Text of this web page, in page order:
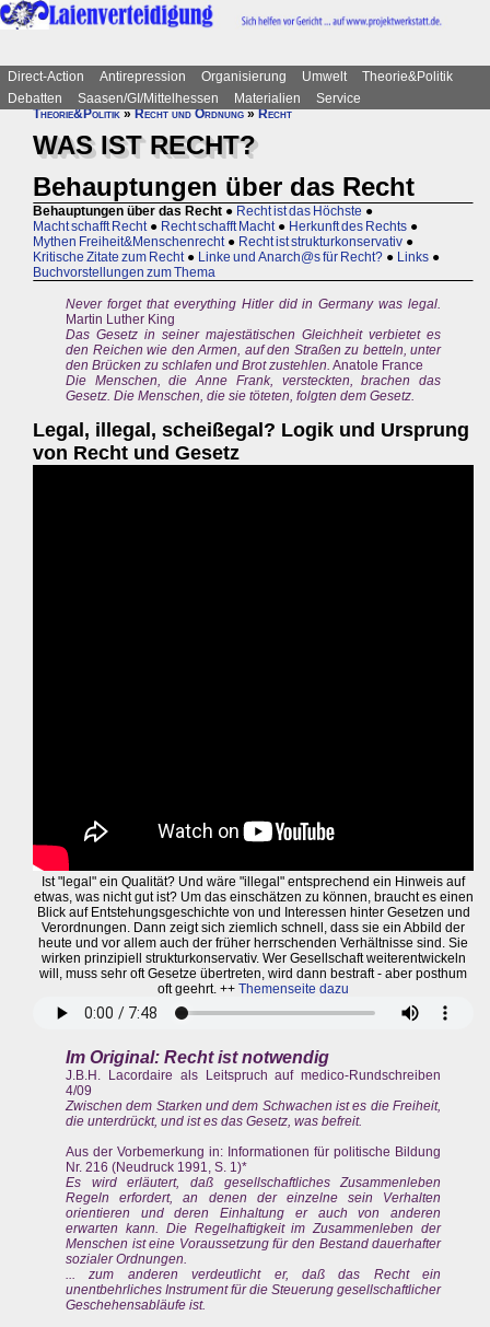
Direct-Action Antirepression Organisierung Umwelt
Theorie&Politik
Debatten
Saasen/GI/Mittelhessen Materialien
Service
Theorie&Politik»Recht und Ordnung»Recht
WAS IST RECHT?
Behauptungen über das Recht
Behauptungen über das Recht ● Recht ist das Höchste ●
Macht schafft Recht ● Recht schafft Macht ● Herkunft des Rechts ●
Mythen Freiheit&Menschenrecht ● Recht ist strukturkonservativ ●
Kritische Zitate zum Recht ● Linke und Anarch@s für Recht? ● Links ●
Buchvorstellungen zum Thema
Never forget that everything Hitler did in Germany was legal.
Martin Luther King
Das Gesetz in seiner majestätischen Gleichheit verbietet es
den Reichen wie den Armen, auf den Straßen zu betteln, unter
den Brücken zu schlafen und Brot zustehlen. Anatole France
Die Menschen, die Anne Frank, versteckten, brachen das
Gesetz. Die Menschen, die sie töteten, folgten dem Gesetz.
Legal, illegal, scheißegal? Logik und Ursprung
von Recht und Gesetz
Ist "legal" ein Qualität? Und wäre "illegal" entsprechend ein Hinweis auf
etwas, was nicht gut ist? Um das einschätzen zu können, braucht es einen
Blick auf Entstehungsgeschichte von und Interessen hinter Gesetzen und
Verordnungen. Dann zeigt sich ziemlich schnell, dass sie ein Abbild der
heute und vor allem auch der früher herrschenden Verhältnisse sind. Sie
wirken prinzipiell strukturkonservativ. Wer Gesellschaft weiterentwickeln
will, muss sehr oft Gesetze übertreten, wird dann bestraft - aber posthum
oft geehrt. ++Themenseite dazu
Im Original: Rechtist notwendig
J.B.H. Lacordaire als Leitspruch auf medico-Rundschreiben
4/09
Zwischen dem Starken und dem Schwachen ist es die Freiheit,
die unterdrückt, und ist es das Gesetz, was befreit.
Aus der Vorbemerkung in: Informationen für politische Bildung
Nr. 216 (Neudruck 1991, S. 1)*
Es wird erläutert, daß gesellschaftliches Zusammenleben
Regeln erfordert, an denen der einzelne sein Verhalten
orientieren und deren Einhaltung er auch von anderen
erwarten kann. Die Regelhaftigkeit im Zusammenleben der
Menschen ist eine Voraussetzung für den Bestand dauerhafter
sozialer Ordnungen.
... zum anderen verdeutlicht er, daß das Recht ein
unentbehrliches Instrument für die Steuerung gesellschaftlicher
Geschehensabläufe ist.